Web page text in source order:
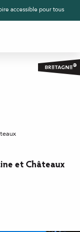
accessible pour tous
et Châteaux